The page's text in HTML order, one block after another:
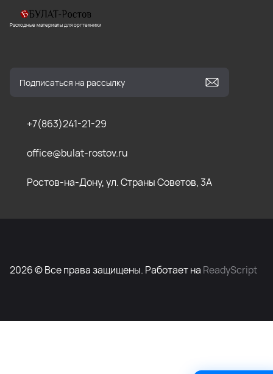
Расходные материалы для оргтехники
+7(863)241-21-29
office@bulat-rostov.ru
Ростов-на-Дону, ул. Страны Советов, 3А
2026 © Все права защищены. Работает на ReadyScript